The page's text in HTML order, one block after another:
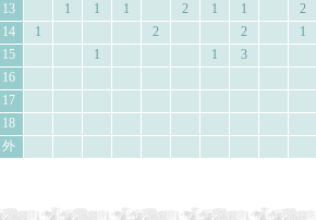
13 1 1 1 2 1 1
2
14 1 2 2
1
15 1 1
3
16
17
18
外